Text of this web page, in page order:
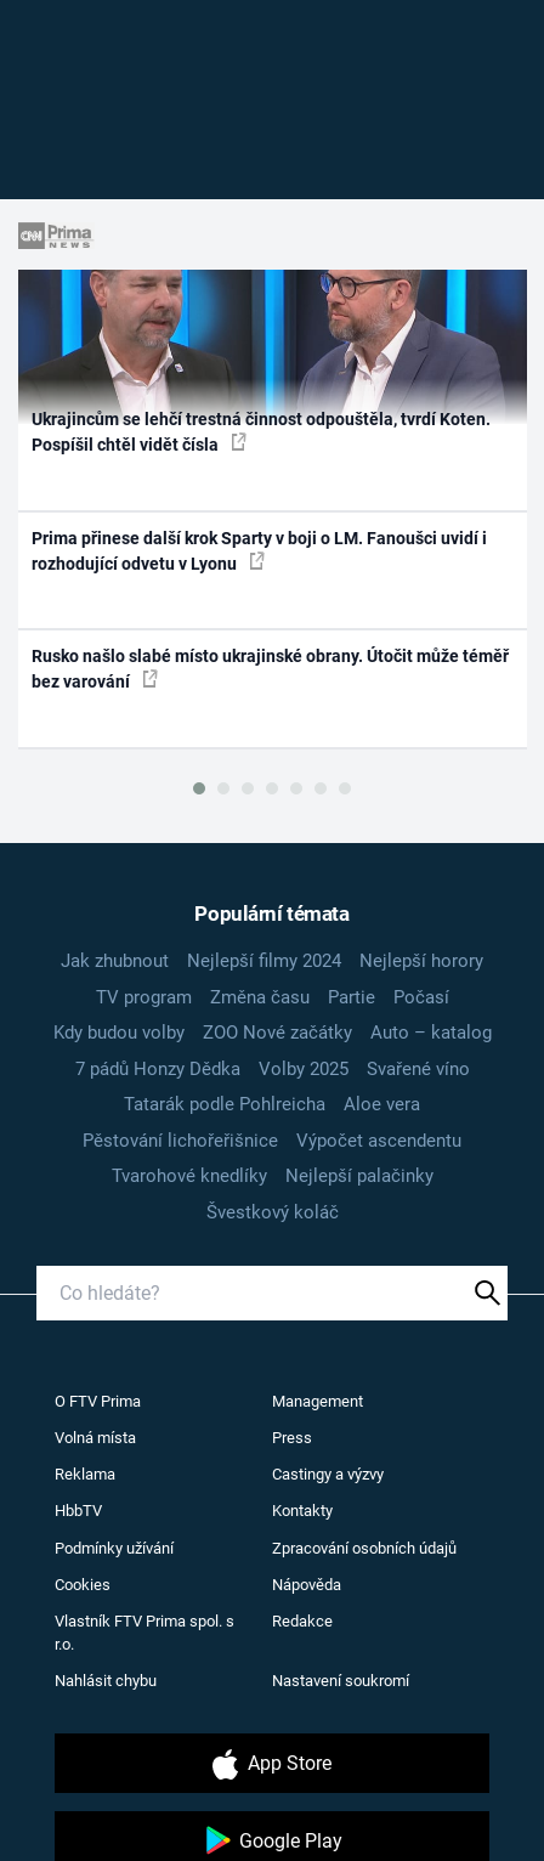
Ukrajincům se lehčí trestná činnost odpouštěla, tvrdí Koten.
Pospíšil chtěl vidět čísla
Prima přinese další krok Sparty v boji o LM. Fanoušci uvidí i
rozhodující odvetu v Lyonu
Rusko našlo slabé místo ukrajinské obrany. Útočit může téměř
bez varování
Populární témata
Jak zhubnout Nejlepší filmy 2024
Nejlepší horory
TV program
Změna času Partie
Počasí
Kdy budou volby
ZOO Nové začátky
Auto – katalog
7 pádů Honzy Dědka
Volby 2025
Svařené víno
Tatarák podle Pohlreicha
Aloe vera
Pěstování lichořeřišnice
Výpočet ascendentu
Tvarohové knedlíky
Nejlepší palačinky
Švestkový koláč
O FTV Prima Management
Volná místa Press
Reklama Castingy a výzvy
HbbTV Kontakty
Podmínky užívání Zpracování osobních údajů
Cookies Nápověda
Vlastník FTV Prima spol. s
r.o.
Redakce
Nahlásit chybu Nastavení soukromí
App Store
Google Play